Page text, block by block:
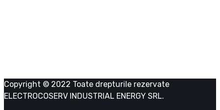
Copyright © 2022 Toate drepturile rezervate
ELECTROCOSERV INDUSTRIAL ENERGY SRL.